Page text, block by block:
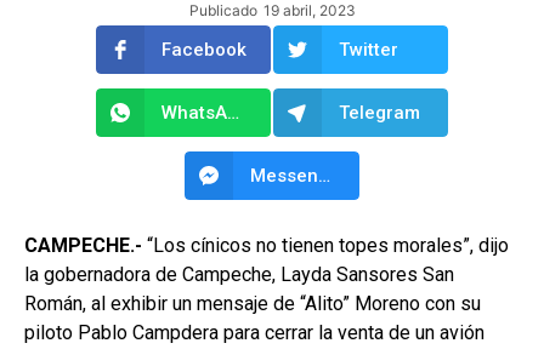
Publicado 19 abril, 2023
Facebook Twitter
WhatsApp Telegram
Messenger
CAMPECHE.- “Los cínicos no tienen topes morales”, dijo
la gobernadora de Campeche, Layda Sansores San
Román, al exhibir un mensaje de “Alito” Moreno con su
piloto Pablo Campdera para cerrar la venta de un avión